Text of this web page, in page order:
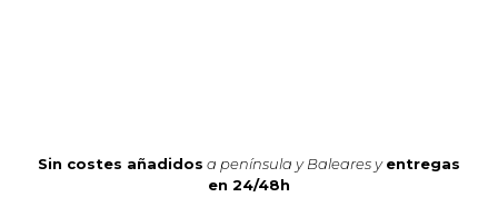
Sin costes añadidos a península y Baleares y entregas
en 24/48h